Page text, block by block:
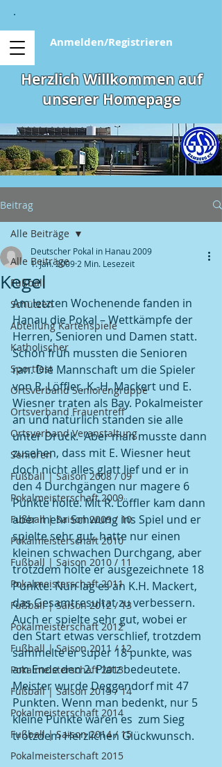
Anmelden/Registrieren
Herzlich Willkommen auf
unserer Homepage
Beitrag
Alle Beiträge
Fußball
Schützen
Abteilung Kartenspiele
Katholischer
Sportfest
Ortsverband Seniorengruppe
Ortsverband Frauentreff
Ortsverband Veranstaltung
Senioren
Fußball | Saison 2008 / 09
Pokalmeisterschaft 2009
Fußball | Saison 2009 / 10
Pokalmeisterschaft 2010
Fußball | Saison 2010 / 11
Pokalmeisterschaft 2011
Fußball | Saison 2012 / 13
Pokalmeisterschaft 2012
Fußball | Saison 2011 / 12
Pokalmeisterschaft 2013
Fußball | Saison 2013 / 14
Pokalmeisterschaft 2014
Fußball | Saison 2014 / 15
Pokalmeisterschaft 2015
Alle Beiträge
Kegel
Deutscher Pokal in Hanau 2009
1. Jan. 2009 2 Min. Lesezeit
Am letzten Wochenende fanden in
Hanau die Pokal – Wettkämpfe der
Herren, Senioren und Damen statt.
Schon früh mussten die Senioren
ran. Die Mannschaft um die Spieler
von R. Löffler, K.-H. Mackert und E.
Wiesner traten als Bay. Pokalmeister
an und natürlich standen sie alle
unter Druck.  Aber man musste dann
zusehen, dass mit E. Wiesner heut
doch nicht alles glatt lief und er in
den 4 Durchgängen nur magere 6
Punkte holte. Mit R. Löffler kam dann
aber mehr Schwung ins Spiel und er
spielte sehr gut, hatte nur einen
kleinen schwachen Durchgang, aber
trotzdem holte er ausgezeichnete 18
Punkte. Nun lag es an K.H. Mackert,
das Gesamtresultat zu verbessern.
Auch er spielte sehr gut, wobei er
den Start etwas verschlief, trotzdem
sammelte er super 18 punkte, was
am Ende den 2. Platz bedeutete.
Meister wurde Deggendorf mit 47
Punkten. Wenn man bedenkt, nur 5
kleine Punkte waren es  zum Sieg
trotzdem Herzlichen Glückwunsch.